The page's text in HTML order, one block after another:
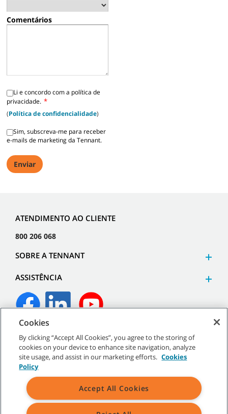
Comentários
Li e concordo com a política de
privacidade. *
(Política de confidencialidade)
Sim, subscreva-me para receber
e-mails de marketing da Tennant.
ATENDIMENTO AO CLIENTE
800 206 068
SOBRE A TENNANT
ASSISTÊNCIA
©2026Tennant Company. Todos os direitos reservados.
Mapa do site | Termos de utilização
Termos
de venda
Cookies
By clicking “Accept All Cookies”, you agree to the storing of
cookies on your device to enhance site navigation, analyze
site usage, and assist in our marketing efforts. Cookies
Policy
Accept All Cookies